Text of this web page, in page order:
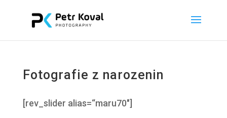
Fotografie z narozenin
[rev_slider alias=“maru70″]